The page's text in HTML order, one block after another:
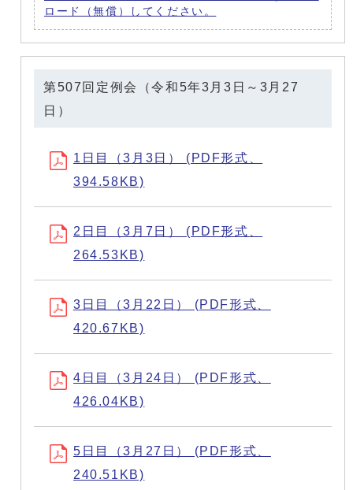
ロード（無償）してください。
第507回定例会（令和5年3月3日～3月27
日）
1日目（3月3日） (PDF形式、
394.58KB)
2日目（3月7日） (PDF形式、
264.53KB)
3日目（3月22日） (PDF形式、
420.67KB)
4日目（3月24日） (PDF形式、
426.04KB)
5日目（3月27日） (PDF形式、
240.51KB)